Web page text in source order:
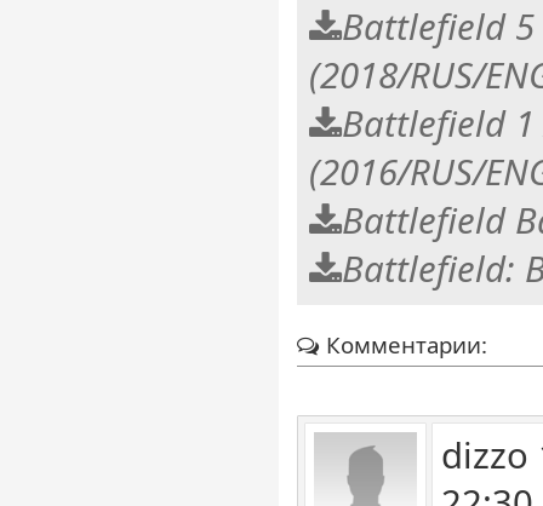
Battlefield 5
(2018/RUS/
Battlefield
(2016/RUS/
Battlefield
Battlefield:
Комментарии:
dizzo